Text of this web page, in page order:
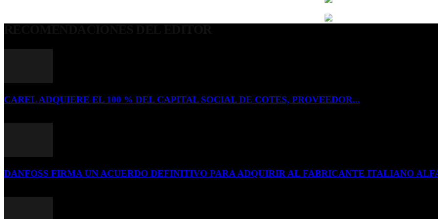
CAREL ADQUIERE EL 100 % DEL CAPITAL SOCIAL DE COTES, PROVEEDOR...
DANFOSS FIRMA UN ACUERDO DEFINITIVO PARA ADQUIRIR AL FABRICANTE ITALIANO